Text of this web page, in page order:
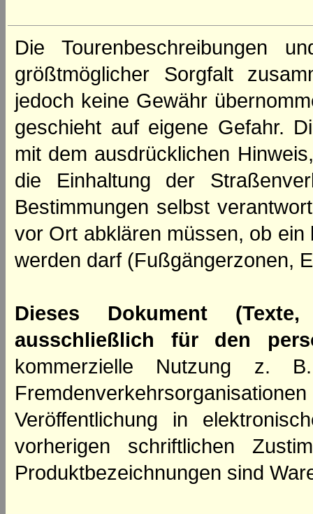
Die Tourenbeschreibungen
größtmöglicher Sorgfalt
jedoch keine Gewähr
geschieht auf eigene Gefahr.
mit dem ausdrücklichen
die Einhaltung der
Bestimmungen selbst
vor Ort abklären müssen, ob
werden darf (Fußgängerzonen,
Dieses Dokument
ausschließlich für den
kommerzielle Nutzung z.
Veröffentlichung in
vorherigen schriftlichen
Produktbezeichnungen sind